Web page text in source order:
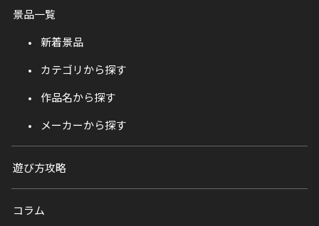
景品一覧
新着景品
カテゴリから探す
作品名から探す
メーカーから探す
遊び方攻略
コラム